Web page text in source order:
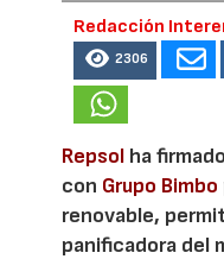
Redacción
2306
Repsol ha
con Grupo Bimbo
renovable,
panificadora del